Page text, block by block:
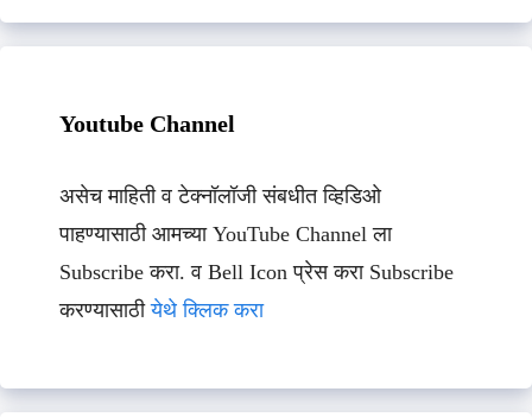
Youtube Channel
असेच माहिती व टेक्नॉलॉजी संबधीत व्हिडिओ
पाहण्यासाठी आमच्या YouTube Channel ला
Subscribe करा. व Bell Icon प्रेस करा Subscribe
करण्यासाठीयेथे क्लिक करा